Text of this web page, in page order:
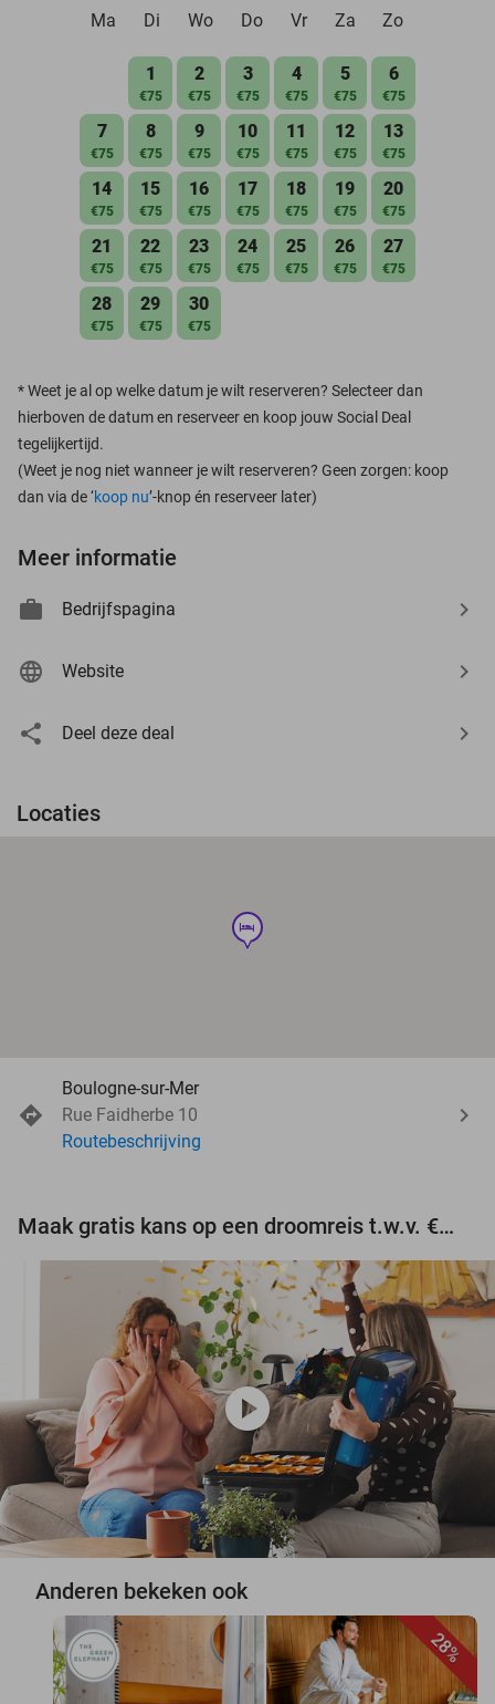
Ma Di Wo Do Vr Za Zo
1
€75
2
€75
3
€75
4
€75
5
€75
6
€75
7
€75
8
€75
9
€75
10
€75
11
€75
12
€75
13
€75
14
€75
15
€75
16
€75
17
€75
18
€75
19
€75
20
€75
21
€75
22
€75
23
€75
24
€75
25
€75
26
€75
27
€75
28
€75
29
€75
30
€75
*Weet je al op welke datum je wilt reserveren? Selecteer dan
hierboven de datum en reserveer en koop jouw Social Deal
tegelijkertijd.
(Weet je nog niet wanneer je wilt reserveren? Geen zorgen: koop
dan via de ‘koop nu’-knop én reserveer later)
Meer informatie
Bedrijfspagina
Website
Deel deze deal
Locaties
hotel
Boulogne-sur-Mer
Rue Faidherbe 10
Routebeschrijving
Maak gratis kans op een droomreis t.w.v. €3.000!
play_circle
Anderen bekeken ook
28%